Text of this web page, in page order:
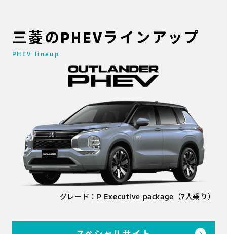
三菱のPHEVラインアップ
PHEV lineup
グレード：P Executive package（7人乗り）